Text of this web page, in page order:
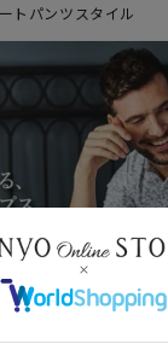
トパンツスタイル